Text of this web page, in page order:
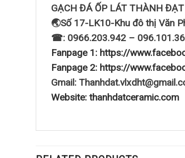
GẠCH ĐÁ ỐP LÁT THÀNH ĐẠT
🌏Số 17-LK10-Khu đô thị Văn
☎: 0966.203.942 –
Fanpage 1: https://
Fanpage 2: https://
Gmail:
Website: thanhdatceramic.com